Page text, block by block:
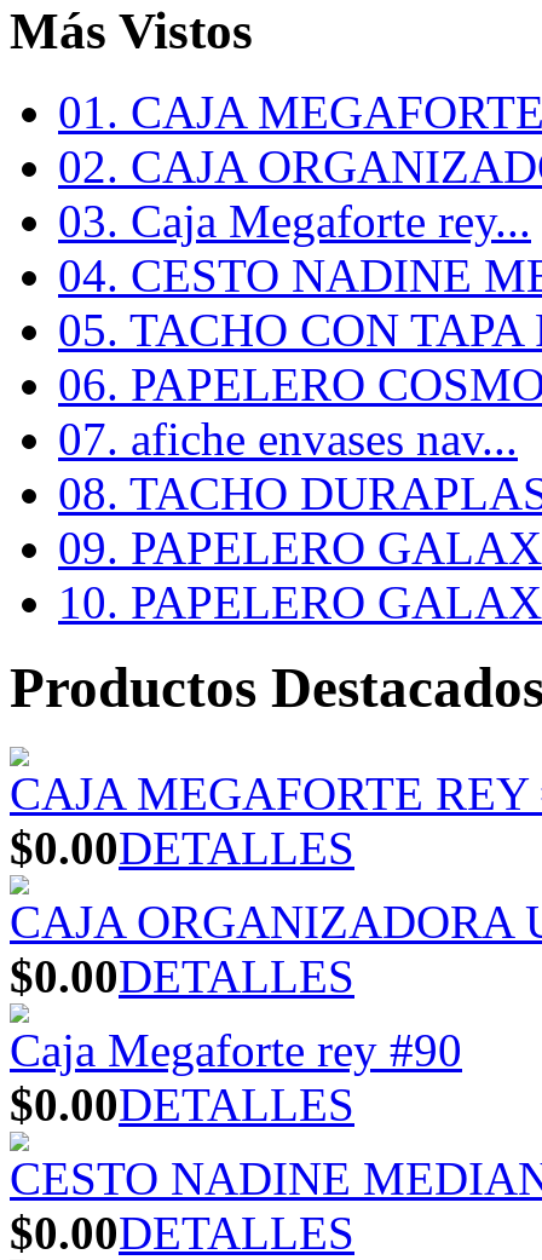
Más Vistos
01. CAJA
02. CAJA
03. Caja Megaforte rey...
04. CESTO NADINE
05. TACHO CON TAPA
06. PAPELERO
07. afiche envases nav...
08. TACHO
09. PAPELERO
10. PAPELERO
Productos
CAJA MEGAFORTE
$0.00DETALLES
CAJA ORGANIZADORA
$0.00DETALLES
Caja Megaforte rey #90
$0.00DETALLES
CESTO NADINE
$0.00DETALLES